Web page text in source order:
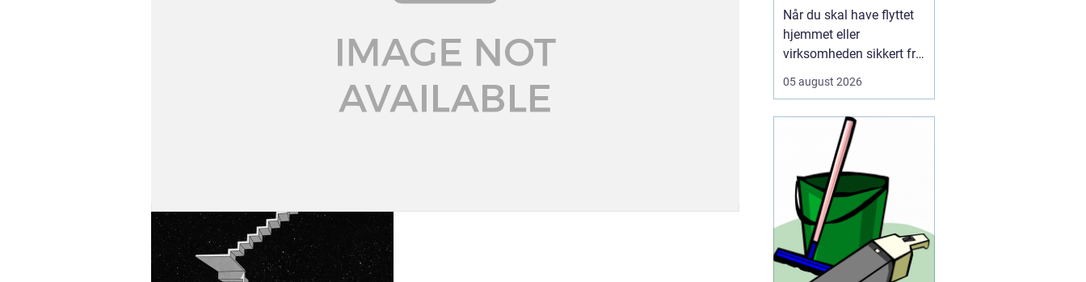
Når du skal have flyttet
hjemmet eller
virksomheden sikkert fra
i dag et professionelt
for stress, tunge løft og
tidskrævende
planlægning. Mange
opdager først, hv...
05 august 2026